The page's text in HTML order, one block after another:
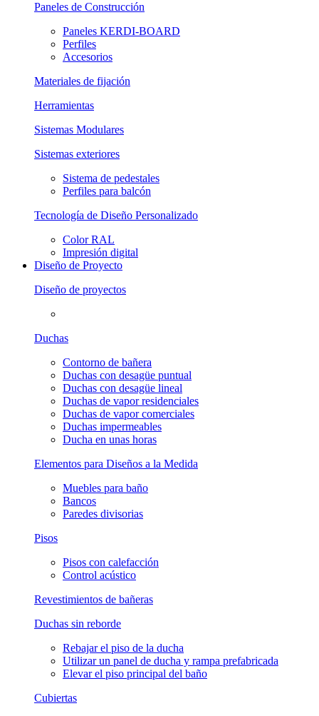
Paneles de Construcción
Paneles KERDI-BOARD
Perfiles
Accesorios
Materiales de fijación
Herramientas
Sistemas Modulares
Sistemas exteriores
Sistema de pedestales
Perfiles para balcón
Tecnología de Diseño Personalizado
Color RAL
Impresión digital
Diseño de Proyecto
Diseño de proyectos
Duchas
Contorno de bañera
Duchas con desagüe puntual
Duchas con desagüe lineal
Duchas de vapor residenciales
Duchas de vapor comerciales
Duchas impermeables
Ducha en unas horas
Elementos para Diseños a la Medida
Muebles para baño
Bancos
Paredes divisorias
Pisos
Pisos con calefacción
Control acústico
Revestimientos de bañeras
Duchas sin reborde
Rebajar el piso de la ducha
Utilizar un panel de ducha y rampa prefabricada
Elevar el piso principal del baño
Cubiertas